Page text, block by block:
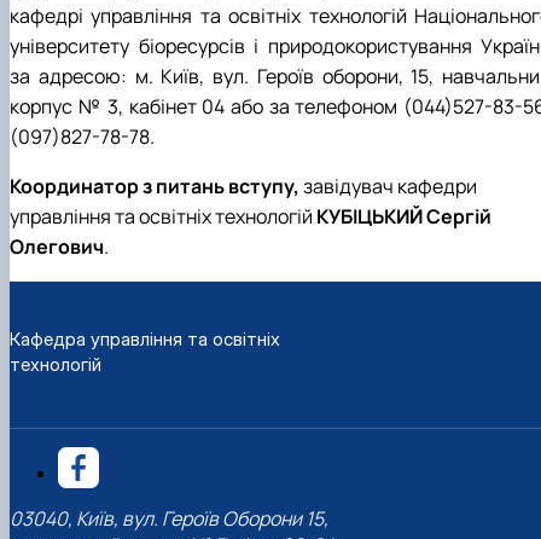
кафедрі управління та освітніх технологій
університету біоресурсів і природокористування
за адресою: м. Київ, вул. Героїв оборони, 15,
корпус № 3, кабінет 04 або за телефоном (044)527-83-
(097)827-78-78.
Координатор з питань вступу, завідувач кафедри
управління та освітніх технологій КУБІЦЬКИЙ Сергій
Олегович.
Кафедра управління та освітніх
технологій
03040, Київ, вул. Героїв Оборони 15,